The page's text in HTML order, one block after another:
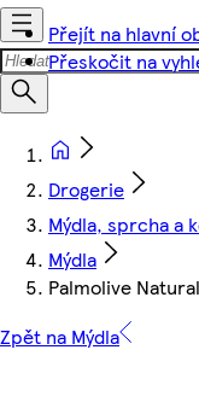
Přejít na hlavní
Přeskočit na
Drogerie
Mýdla, sprcha a
Mýdla
Palmolive
Zpět na Mýdla